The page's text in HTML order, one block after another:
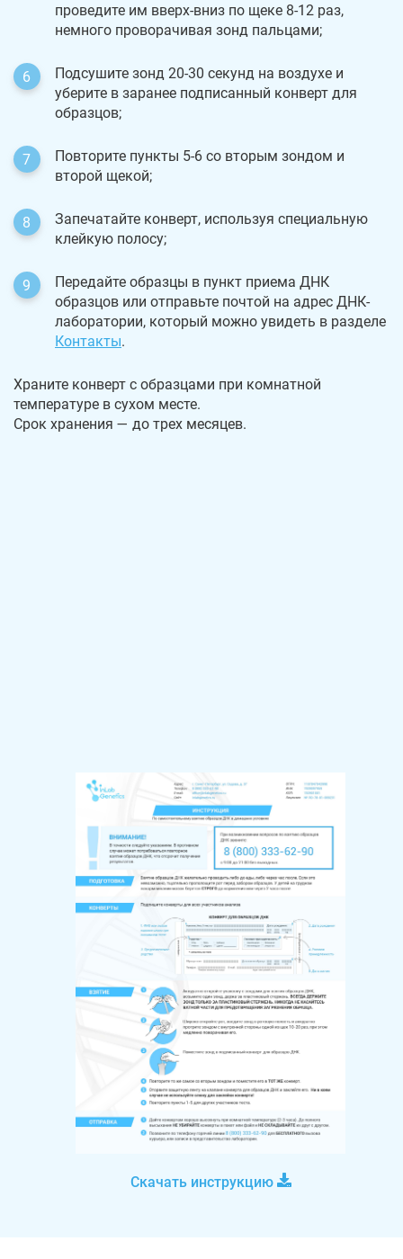
проведите им вверх-вниз по щеке 8-12 раз,
немного проворачивая зонд пальцами;
Подсушите зонд 20-30 секунд на воздухе и
уберите в заранее подписанный конверт для
образцов;
Повторите пункты 5-6 со вторым зондом и
второй щекой;
Запечатайте конверт, используя специальную
клейкую полосу;
Передайте образцы в пункт приема ДНК
образцов или отправьте почтой на адрес ДНК-
лаборатории, который можно увидеть в разделе
Контакты.
Храните конверт с образцами при комнатной
температуре в сухом месте.
Срок хранения — до трех месяцев.
Скачать инструкцию